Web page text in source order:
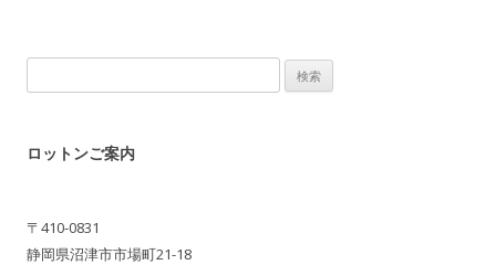
索:
ロットンご案内
〒410-0831
静岡県沼津市市場町21-18